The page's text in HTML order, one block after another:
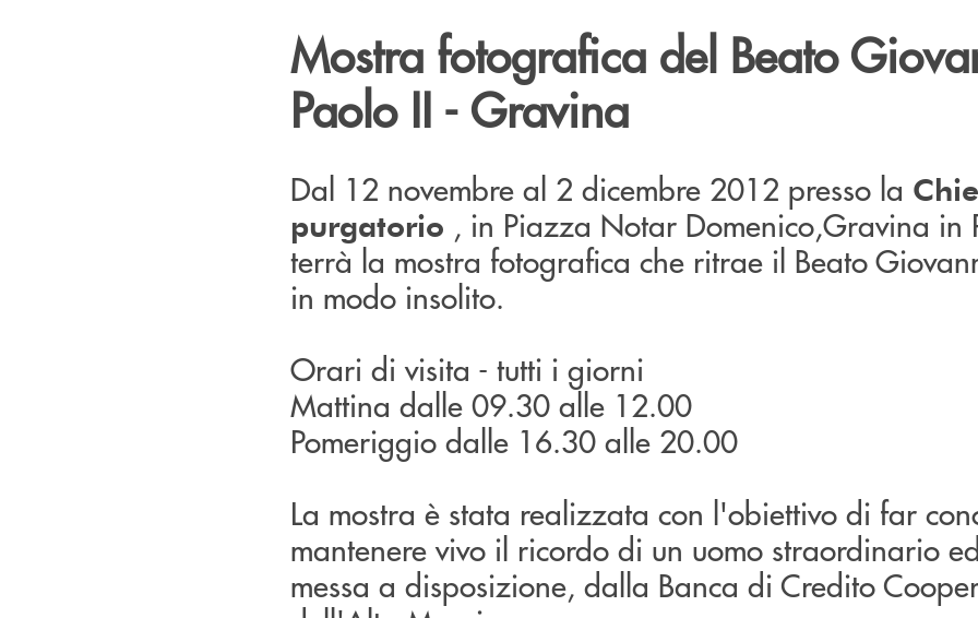
Mostra fotografica del Beato
Paolo II - Gravina
Dal 12 novembre al 2 dicembre 2012 presso la
purgatorio , in Piazza Notar Domenico,Gravina in
terrà la mostra fotografica che ritrae il Beato
in modo insolito.
Orari di visita - tutti i giorni
Mattina dalle 09.30 alle 12.00
Pomeriggio dalle 16.30 alle 20.00
La mostra è stata realizzata con l'obiettivo di far
mantenere vivo il ricordo di un uomo straordinario
messa a disposizione, dalla Banca di Credito